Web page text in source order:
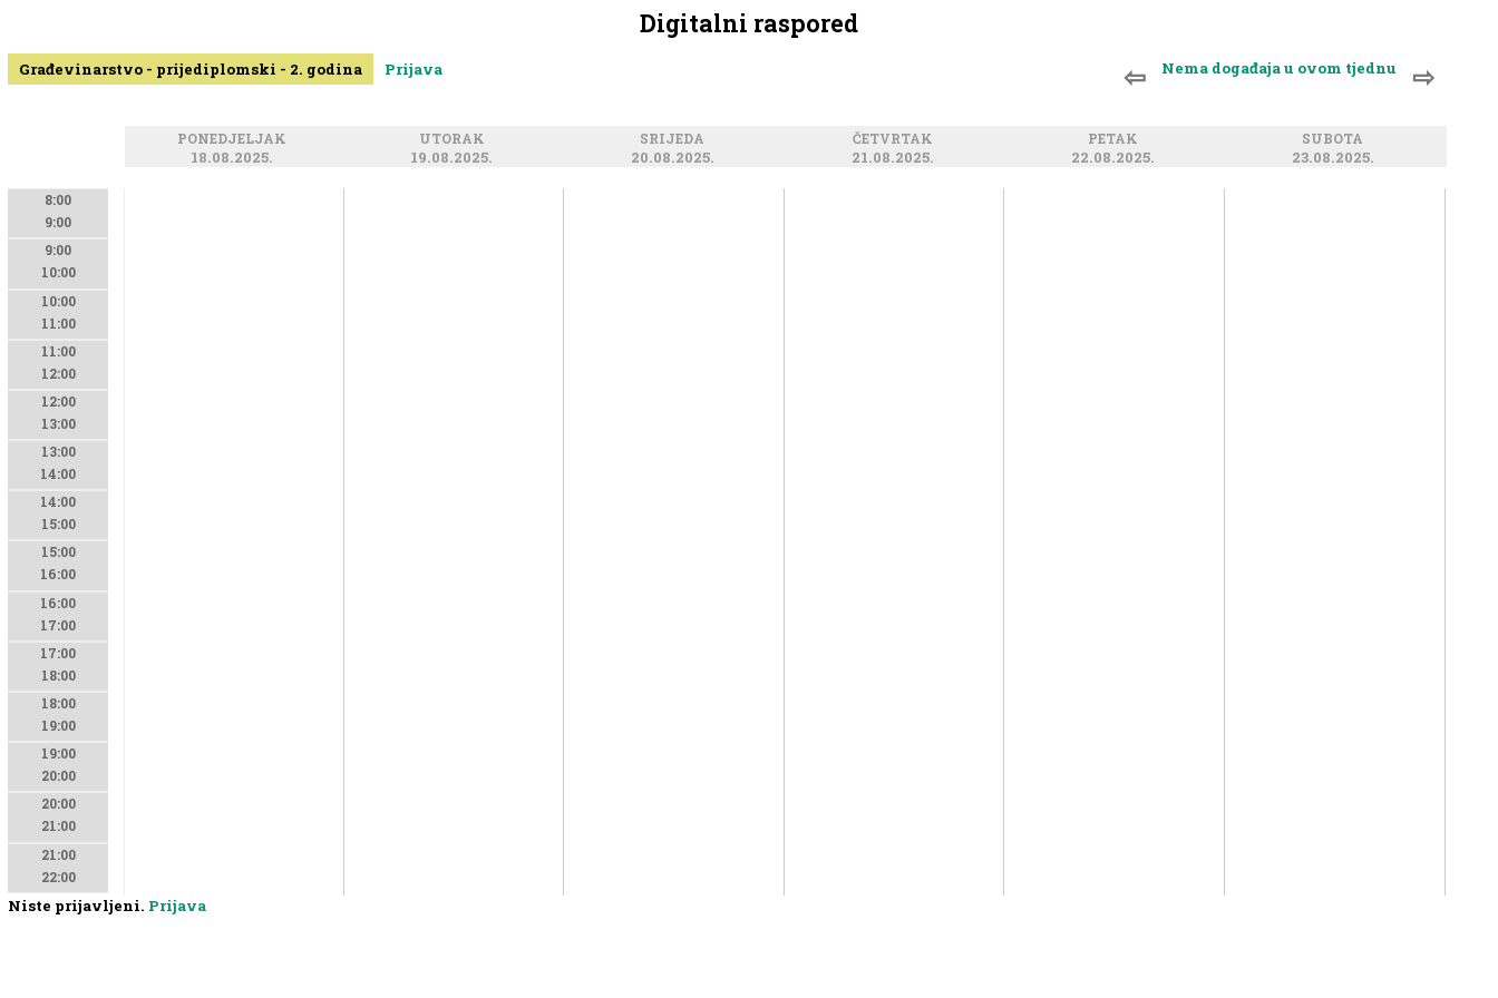
Digitalni raspored
⇦ Nema događaja u ovom tjednu ⇨
Građevinarstvo - prijediplomski - 2. godina Prijava
PONEDJELJAK
18.08.2025.
UTORAK
19.08.2025.
SRIJEDA
20.08.2025.
ČETVRTAK
21.08.2025.
PETAK
22.08.2025.
SUBOTA
23.08.2025.
8:00
9:00
9:00
10:00
10:00
11:00
11:00
12:00
12:00
13:00
13:00
14:00
14:00
15:00
15:00
16:00
16:00
17:00
17:00
18:00
18:00
19:00
19:00
20:00
20:00
21:00
21:00
22:00
Niste prijavljeni. Prijava